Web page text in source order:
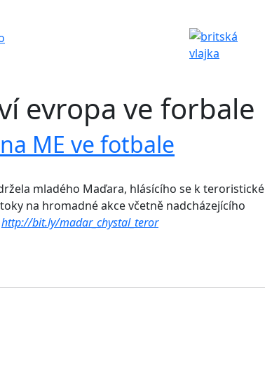
evropa ve forbale
ME ve fotbale
mladého Maďara, hlásícího se k teroristické
na hromadné akce včetně nadcházejícího
http://bit.ly/madar_chystal_teror